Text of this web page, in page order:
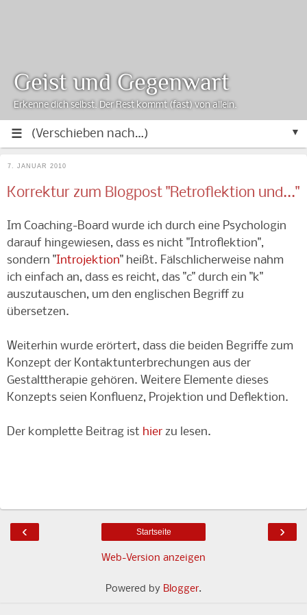
▼
Geist und Gegenwart
Erkenne dich selbst. Der Rest kommt (fast) von allein.
7. JANUAR 2010
Korrektur zum Blogpost "Retroflektion und..."
Im Coaching-Board wurde ich durch eine Psychologin
darauf hingewiesen, dass es nicht "Introflektion",
sondern "Introjektion" heißt. Fälschlicherweise nahm
ich einfach an, dass es reicht, das "c" durch ein "k"
auszutauschen, um den englischen Begriff zu
übersetzen.
Weiterhin wurde erörtert, dass die beiden Begriffe zum
Konzept der Kontaktunterbrechungen aus der
Gestalttherapie gehören. Weitere Elemente dieses
Konzepts seien Konfluenz, Projektion und Deflektion.
Der komplette Beitrag ist hier zu lesen.
‹ ›
Startseite
Web-Version anzeigen
Powered by Blogger.